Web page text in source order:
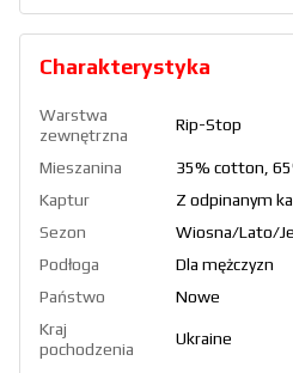
Charakterystyka
Warstwa
zewnętrzna
Rip-Stop
Mieszanina
35% cotton,
Kaptur
Z odpinanym
Sezon
Wiosna/Lato/
Podłoga
Dla mężczyzn
Państwo
Nowe
Kraj
pochodzenia
Ukraine